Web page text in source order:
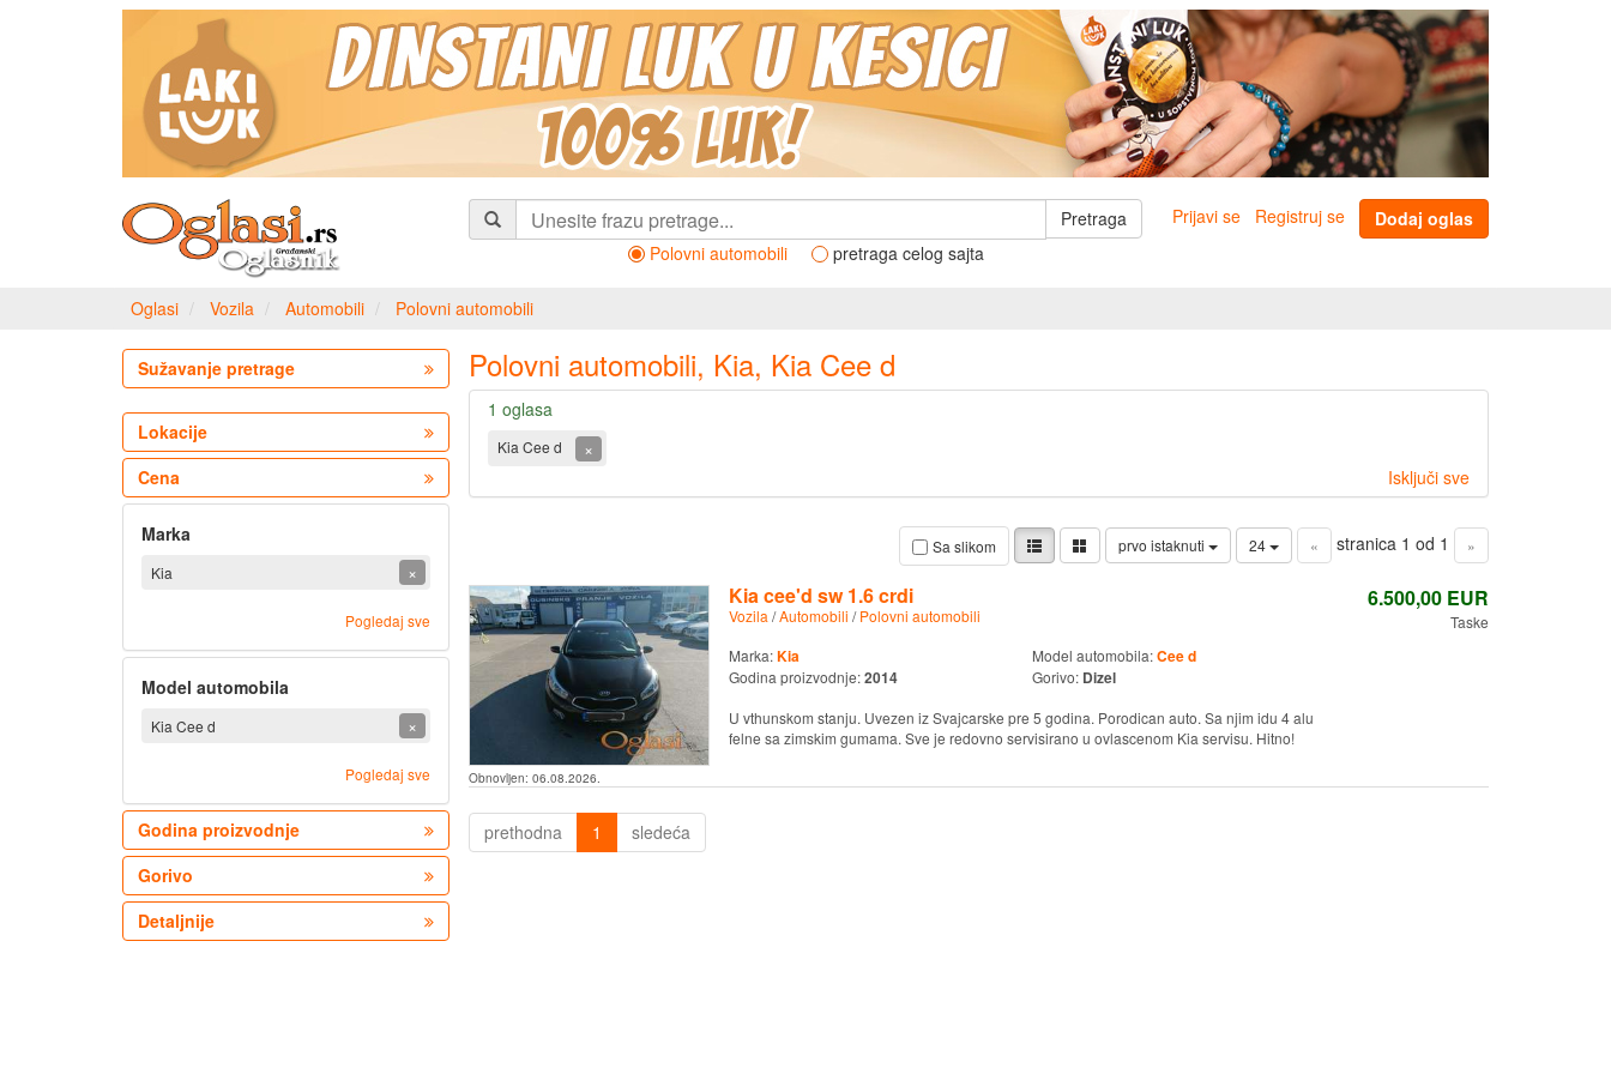
Pretraga
Polovni automobili
pretraga celog sajta
Prijavi se Registruj se Dodaj oglas
Oglasi Vozila Automobili Polovni automobili
Sužavanje pretrage
Lokacije
Cena
Marka
×
Kia
Pogledaj sve
Model automobila
×
Kia Cee d
Pogledaj sve
Godina proizvodnje
Gorivo
Detaljnije
Polovni automobili, Kia, Kia Cee d
1 oglasa
Kia Cee d
×
Isključi sve
Sa slikom prvo istaknuti 24 « stranica 1 od 1 »
Obnovljen: 06.08.2026.
Kia cee'd sw 1.6 crdi
Vozila /Automobili /Polovni automobili
Marka:Kia Model automobila:Cee d
Godina proizvodnje:2014 Gorivo: Dizel
U vthunskom stanju. Uvezen iz Svajcarske pre 5 godina. Porodican auto. Sa njim idu 4 alu
felne sa zimskim gumama. Sve je redovno servisirano u ovlascenom Kia servisu. Hitno!
6.500,00EUR
Taske
prethodna 1 sledeća